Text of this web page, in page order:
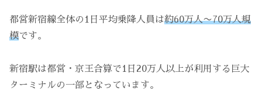
都営新宿線全体の1日平均乗降人員は約60万人〜70万人規
模です。
新宿駅は都営・京王合算で1日20万人以上が利用する巨大
ターミナルの一部となっています。